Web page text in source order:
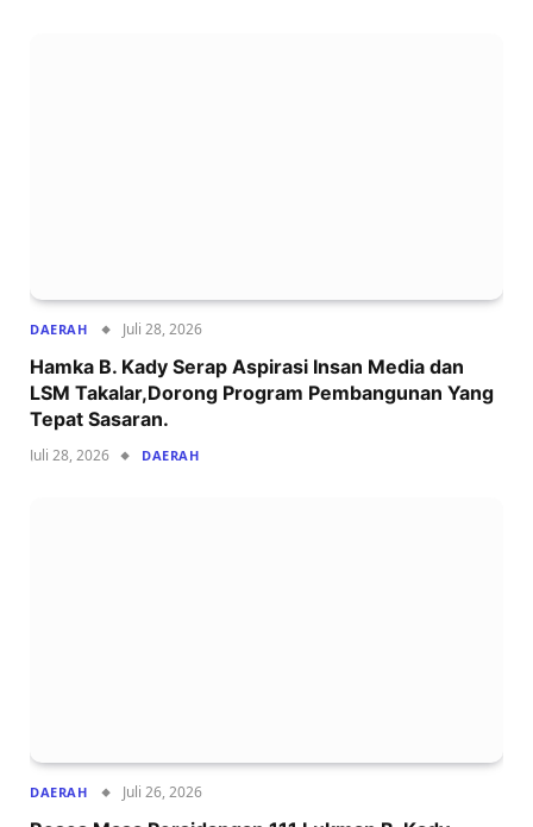
DAERAH Juli 28, 2026
Hamka B. Kady Serap Aspirasi Insan Media dan
LSM Takalar,Dorong Program Pembangunan Yang
Tepat Sasaran.
Juli 28, 2026 DAERAH
DAERAH Juli 26, 2026